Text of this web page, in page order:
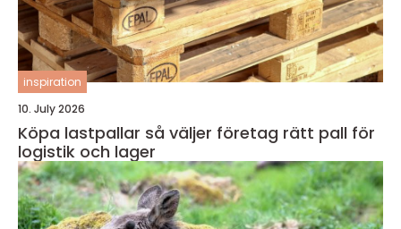
inspiration
10. July 2026
Köpa lastpallar så väljer företag rätt pall för
logistik och lager